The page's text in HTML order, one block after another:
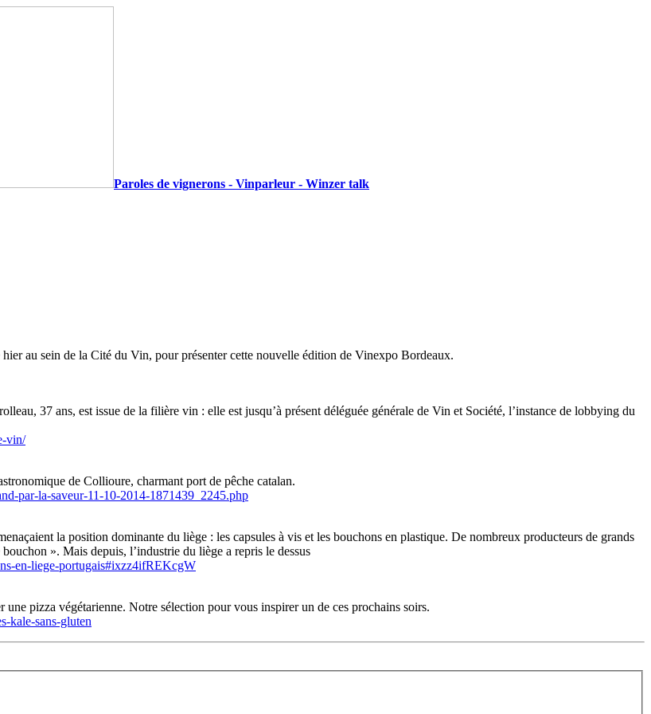
Paroles de vignerons - Vinparleur - Winzer talk
au sein de la Cité du Vin, pour présenter cette nouvelle édition de Vinexpo Bordeaux.
37 ans, est issue de la filière vin : elle est jusqu’à présent déléguée générale de Vin et Société, l’instance de lobbying du
vin/
de Collioure, charmant port de pêche catalan.
par-la-saveur-11-10-2014-1871439_2245.php
la position dominante du liège : les capsules à vis et les bouchons en plastique. De nombreux producteurs de grands
». Mais depuis, l’industrie du liège a repris le dessus
en-liege-portugais#ixzz4ifREKcgW
pizza végétarienne. Notre sélection pour vous inspirer un de ces prochains soirs.
kale-sans-gluten